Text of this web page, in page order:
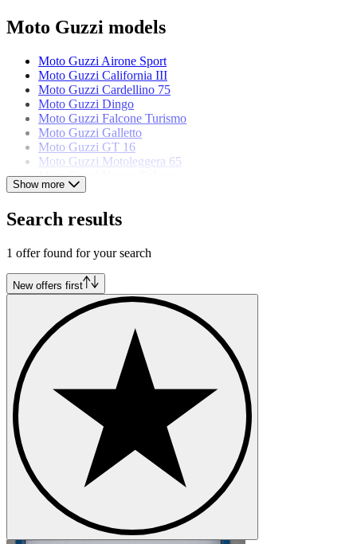
Moto Guzzi models
Moto Guzzi Airone Sport
Moto Guzzi California III
Moto Guzzi Cardellino 75
Moto Guzzi Dingo
Moto Guzzi Falcone Turismo
Moto Guzzi Galletto
Moto Guzzi GT 16
Moto Guzzi Motoleggera 65
Moto Guzzi Nuovo Falcone
Moto Guzzi Stornello 125
Moto Guzzi V7 Sport
Show more
Search results
1 offer found for your search
New offers first